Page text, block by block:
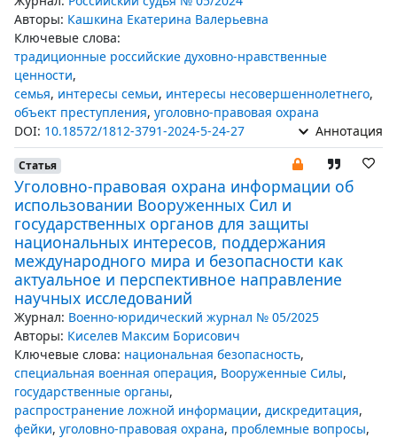
Авторы: Кашкина Екатерина Валерьевна
Ключевые слова:
традиционные российские духовно-нравственные
ценности,
семья, интересы семьи, интересы несовершеннолетнего,
объект преступления, уголовно-правовая охрана
DOI: 10.18572/1812-3791-2024-5-24-27 Аннотация
Статья
Уголовно-правовая охрана информации об
использовании Вооруженных Сил и
государственных органов для защиты
национальных интересов, поддержания
международного мира и безопасности как
актуальное и перспективное направление
научных исследований
Журнал: Военно-юридический журнал № 05/2025
Авторы: Киселев Максим Борисович
Ключевые слова: национальная безопасность,
специальная военная операция, Вооруженные Силы,
государственные органы,
распространение ложной информации, дискредитация,
фейки, уголовно-правовая охрана, проблемные вопросы,